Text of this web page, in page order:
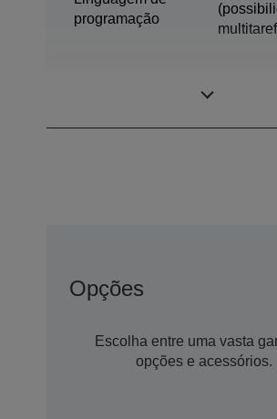
programação
Opções
Escolha entre uma vasta
opções e acessórios.